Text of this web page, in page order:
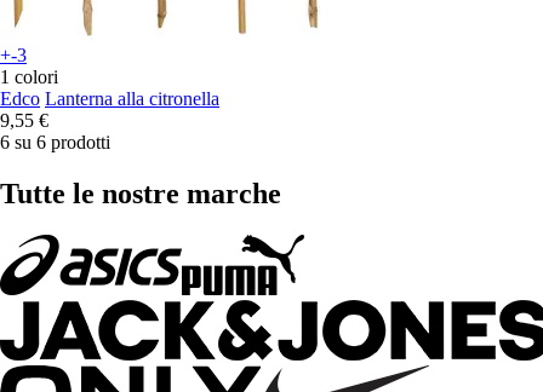
+-3
1 colori
Edco Lanterna alla citronella
9,55 €
6 su 6 prodotti
Tutte le nostre marche